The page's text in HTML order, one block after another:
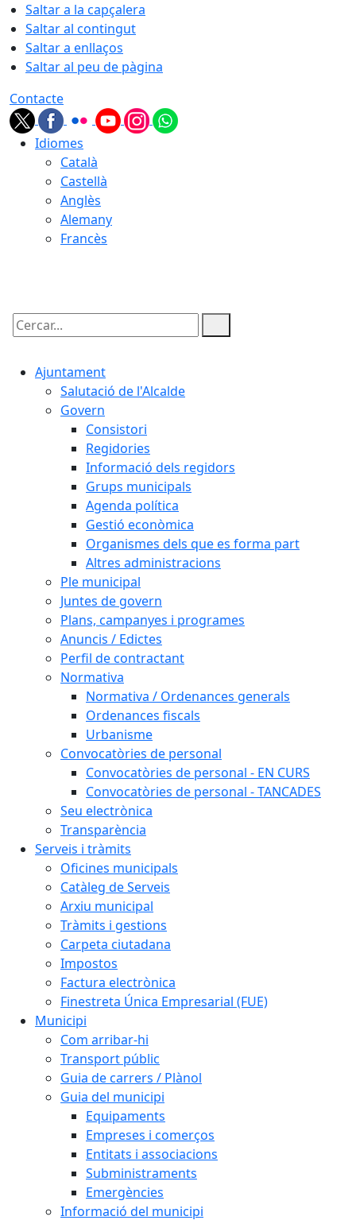
Saltar a la capçalera
Saltar al contingut
Saltar a enllaços
Saltar al peu de pàgina
Contacte
Idiomes
Català
Castellà
Anglès
Alemany
Francès
Cercar:
Ajuntament
Salutació de l'Alcalde
Govern
Consistori
Regidories
Informació dels regidors
Grups municipals
Agenda política
Gestió econòmica
Organismes dels que es forma part
Altres administracions
Ple municipal
Juntes de govern
Plans, campanyes i programes
Anuncis / Edictes
Perfil de contractant
Normativa
Normativa / Ordenances generals
Ordenances fiscals
Urbanisme
Convocatòries de personal
Convocatòries de personal - EN CURS
Convocatòries de personal - TANCADES
Seu electrònica
Transparència
Serveis i tràmits
Oficines municipals
Catàleg de Serveis
Arxiu municipal
Tràmits i gestions
Carpeta ciutadana
Impostos
Factura electrònica
Finestreta Única Empresarial (FUE)
Municipi
Com arribar-hi
Transport públic
Guia de carrers / Plànol
Guia del municipi
Equipaments
Empreses i comerços
Entitats i associacions
Subministraments
Emergències
Informació del municipi